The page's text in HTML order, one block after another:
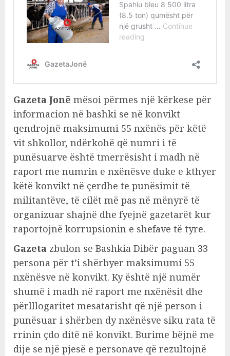
Gazeta Jonë mësoi përmes një kërkese për
informacion në bashki se në konvikt
qendrojnë maksimumi 55 nxënës për këtë
vit shkollor, ndërkohë që numri i të
punësuarve është tmerrësisht i madh në
raport me numrin e nxënësve duke e kthyer
këtë konvikt në çerdhe te punësimit të
militantëve, të cilët më pas në mënyrë të
organizuar shajnë dhe fyejnë gazetarët kur
raportojnë korrupsionin e shefave të tyre.
Gazeta zbulon se Bashkia Dibër paguan 33
persona për t’i shërbyer maksimumi 55
nxënësve në konvikt. Ky është një numër
shumë i madh në raport me nxënësit dhe
përlllogaritet mesatarisht që një person i
punësuar i shërben dy nxënësve siku rata të
rrinin çdo ditë në konvikt. Burime bëjnë me
dije se një pjesë e personave që rezultojnë